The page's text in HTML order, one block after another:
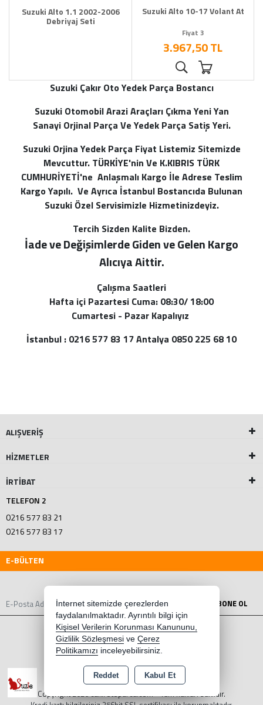
Suzuki Alto 1.1 2002-2006
Debriyaj Seti
Suzuki Alto 10-17 Volant At
Fiyat 3
3.967,50 TL
Suzuki Çakır Oto Yedek Parça Bostancı
Suzuki Otomobil Arazi Araçları Çıkma Yeni Yan
Sanayi Orjinal Parça Ve Yedek Parça Satiş Yeri.
Suzuki Orjina Yedek Parça Fiyat Listemiz Sitemizde
Mevcuttur. TÜRKİYE'nin Ve K.KIBRIS TÜRK
CUMHURİYETİ'ne Anlaşmalı Kargo İle Adrese Teslim
Kargo Yapılı. Ve Ayrıca İstanbul Bostancıda Bulunan
Suzuki Özel Servisimizle Hizmetinizdeyiz.
Tercih Sizden Kalite Bizden.
İade ve Değişimlerde Giden ve Gelen Kargo
Alıcıya Aittir.
Çalışma Saatleri
Hafta içi Pazartesi Cuma: 08:30/ 18:00
Cumartesi - Pazar Kapalıyız
İstanbul : 0216 577 83 17 Antalya 0850 225 68 10
ALIŞVERİŞ
HİZMETLER
İRTİBAT
TELEFON 2
0216 577 83 21
0216 577 83 17
E-BÜLTEN
ABONE OL
Copyright 2026 cakirotoparca.com - Tüm hakları saklıdır.
İnternet sitemizde çerezlerden
faydalanılmaktadır. Ayrıntılı bilgi için
Kişisel Verilerin Korunması Kanununu,
Gizlilik Sözleşmesi ve Çerez
Politikamızı inceleyebilirsiniz.
Reddet Kabul Et